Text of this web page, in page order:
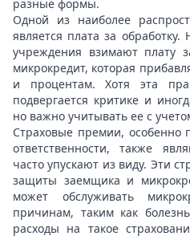
разные формы.
Одной из наиболее
является плата за
учреждения взимают плату
микрокредит, которая
и процентам. Хотя эта
подвергается критике и
но важно учитывать ее с
Страховые премии, особенно
ответственности, также
часто упускают из виду. Эти
защиты заемщика и
может обслуживать
причинам, таким как
расходы на такое